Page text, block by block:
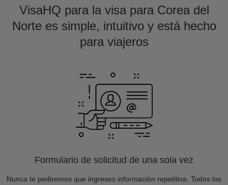
VisaHQ para la visa para Corea del
Norte es simple, intuitivo y está hecho
para viajeros
Formulario de solicitud de una sola vez
Nunca te pediremos que ingreses información repetitiva. Todos los